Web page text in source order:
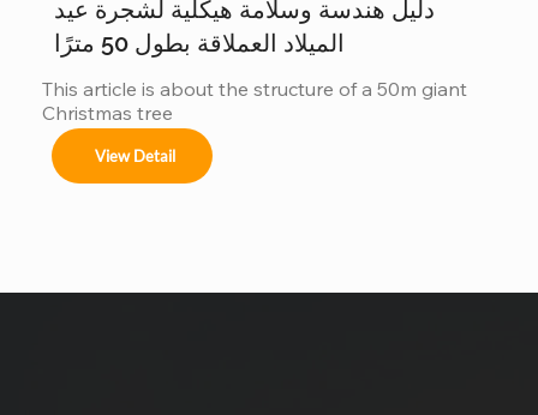
دليل هندسة وسلامة هيكلية لشجرة عيد
الميلاد العملاقة بطول 50 مترًا
This article is about the structure of a 50m giant
Christmas tree
View Detail